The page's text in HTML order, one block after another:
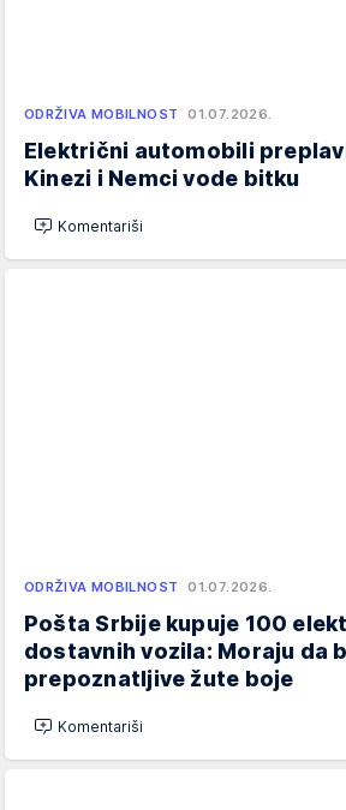
ODRŽIVA MOBILNOST 01.07.2026.
Električni automobili
Kinezi i Nemci vode bitku
Komentariši
ODRŽIVA MOBILNOST 01.07.2026.
Pošta Srbije kupuje 100
dostavnih vozila: Moraju da
prepoznatljive žute boje
Komentariši